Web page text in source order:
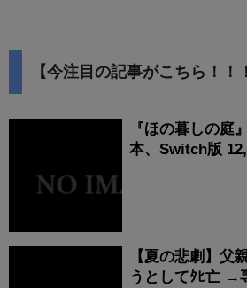
【今注目の記事がこちら！！
『ほの暮しの庭
本、Switch版
【夏の悲劇】父
うとしてﾀﾋ亡 →